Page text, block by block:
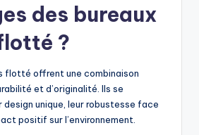
des bureaux
?
flotté offrent une combinaison
et d’originalité. Ils se
unique, leur robustesse face
positif sur l’environnement.